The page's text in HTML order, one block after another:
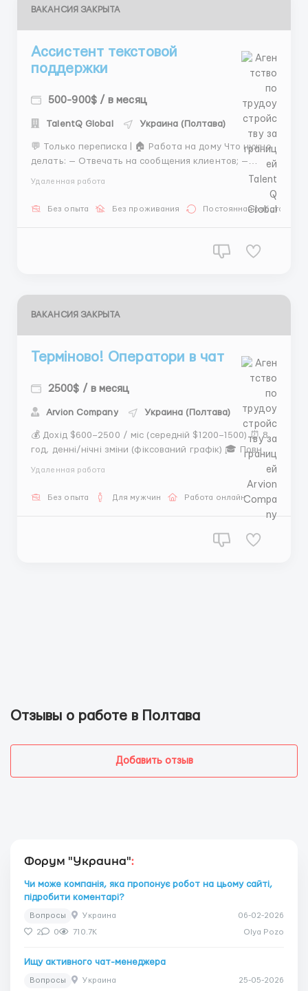
ВАКАНСИЯ ЗАКРЫТА
Ассистент текстовой
поддержки
500-900$ / в месяц
TalentQ Global Украина (Полтава)
💬 Только переписка | 🏠 Работа на дому Что нужно
делать: — Отвечать на сообщения клиентов; —
начинающим специалистам 📲 Telegram:
Удаленная работа
Без опыта Без проживания Постоянная работа
ВАКАНСИЯ ЗАКРЫТА
Терміново! Оператори в чат
2500$ / в месяц
Arvion Company Украина (Полтава)
💰 Дохід $600–2500 / міс (середній $1200–1500) ⏰ 8
год, денні/нічні зміни (фіксований графік) 🎓 Повне
Удаленная работа
Без опыта Для мужчин Работа онлайн
Отзывы о работе в Полтава
Добавить отзыв
Форум "Украина":
Чи може компанія, яка пропонує робот на цьому сайті,
підробити коментарі?
Вопросы Украина 06-02-2026
2 0 710.7K Olya Pozo
Ищу активного чат-менеджера
Вопросы Украина 25-05-2026